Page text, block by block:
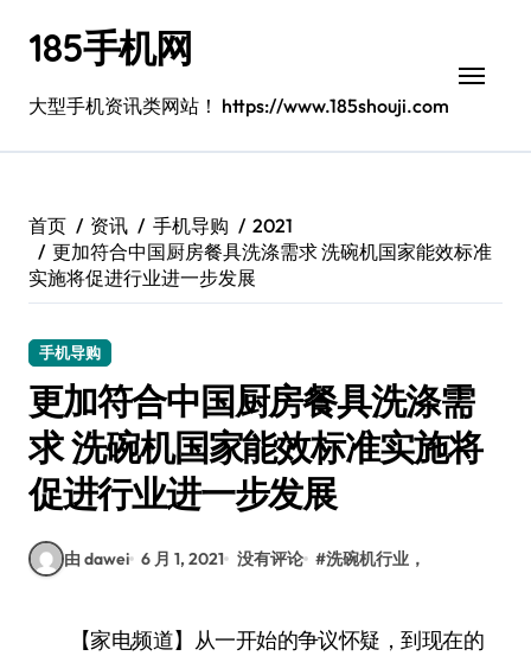
185手机网
大型手机资讯类网站！ https://www.185shouji.com
首页 资讯 手机导购
2021
更加符合中国厨房餐具洗涤需求 洗碗机国家能效标准
实施将促进行业进一步发展
手机导购
更加符合中国厨房餐具洗涤需
求 洗碗机国家能效标准实施将
促进行业进一步发展
由 dawei 6 月 1, 2021 没有评论 #洗碗机行业，
【家电频道】从一开始的争议怀疑，到现在的